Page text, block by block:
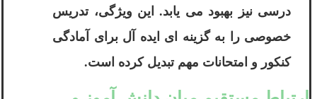
درسی نیز بهبود می یابد. این ویژگی، تدریس
خصوصی را به گزینه ای ایده آل برای آمادگی
کنکور و امتحانات مهم تبدیل کرده است.